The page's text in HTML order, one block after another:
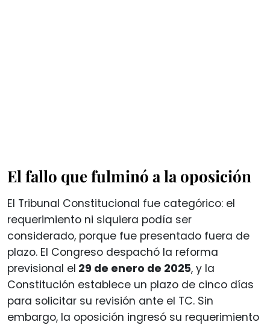
El fallo que fulminó a la oposición
El Tribunal Constitucional fue categórico: el
requerimiento ni siquiera podía ser
considerado, porque fue presentado fuera de
plazo. El Congreso despachó la reforma
previsional el 29 de enero de 2025, y la
Constitución establece un plazo de cinco días
para solicitar su revisión ante el TC. Sin
embargo, la oposición ingresó su requerimiento